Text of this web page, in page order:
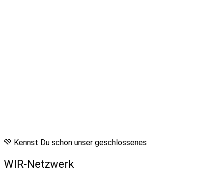
💚 Kennst Du schon unser geschlossenes
WIR-Netzwerk